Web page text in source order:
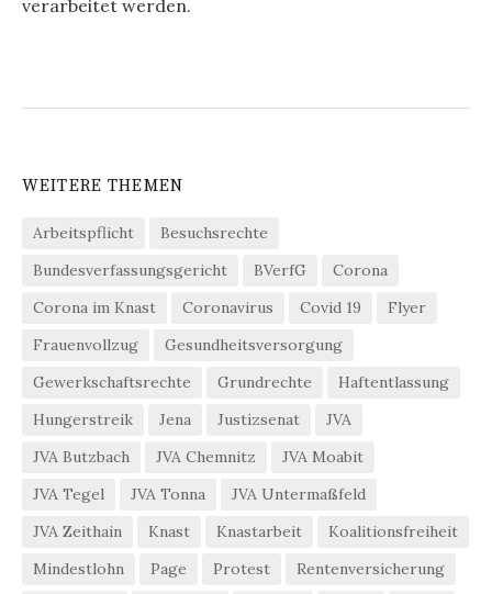
verarbeitet werden.
WEITERE THEMEN
Arbeitspflicht
Besuchsrechte
Bundesverfassungsgericht
BVerfG
Corona
Corona im Knast
Coronavirus Covid 19
Flyer
Frauenvollzug
Gesundheitsversorgung
Gewerkschaftsrechte
Grundrechte
Haftentlassung
Hungerstreik
Jena Justizsenat
JVA
JVA Butzbach
JVA Chemnitz
JVA Moabit
JVA Tegel
JVA Tonna
JVA Untermaßfeld
JVA Zeithain
Knast Knastarbeit
Koalitionsfreiheit
Mindestlohn
Page Protest
Rentenversicherung